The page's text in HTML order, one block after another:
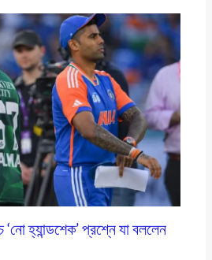
হ্যান্ডশেক’ প্রশ্নে যা বললেন